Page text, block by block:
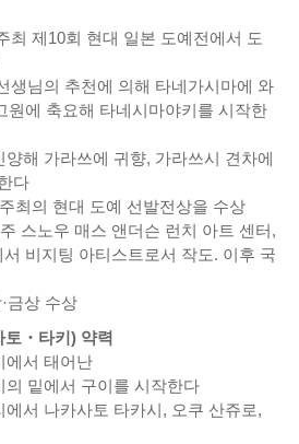
최 제10회 현대 일본 도예전에서 도
생님의 추천에 의해 타네가시마에 와
원에 축요해 타네시마야키를 시작한
양해 가라쓰에 귀향, 가라쓰시 견차에
다
최의 현대 도예 선발전상을 수상
스노우 매스 앤더슨 런치 아트 센터,
비지팅 아티스트로서 작도. 이후 국
금상 수상
・타키) 약력
에서 태어난
의 밑에서 구이를 시작한다
에서 나카사토 타카시, 오쿠 산쥬로,